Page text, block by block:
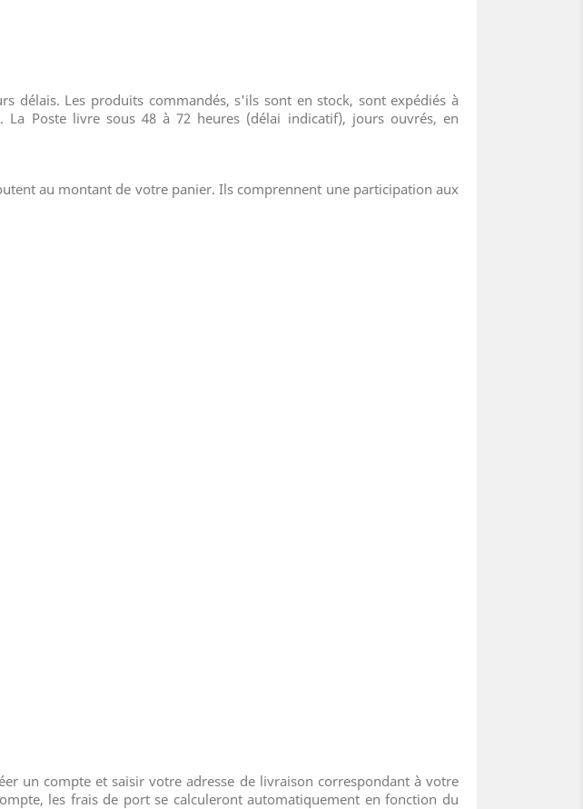
Les produits commandés, s'ils sont en stock, sont expédiés à
Poste livre sous 48 à 72 heures (délai indicatif), jours ouvrés, en
au montant de votre panier. Ils comprennent une participation aux
un compte et saisir votre adresse de livraison correspondant à votre
les frais de port se calculeront automatiquement en fonction du